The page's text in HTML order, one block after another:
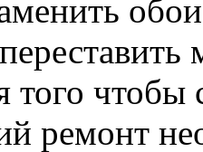
того
ремонт